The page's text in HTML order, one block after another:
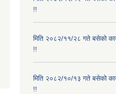
!!
मिति २०८२/११/२८ गते बसेको
!!
मिति २०८२/१०/१३ गते बसेको
!!